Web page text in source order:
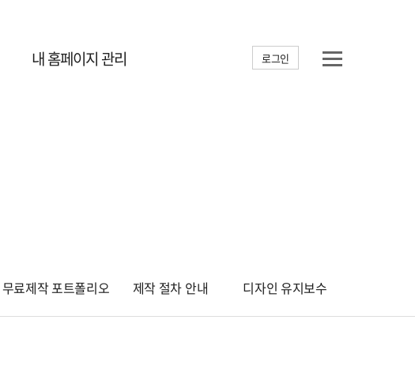
내 홈페이지 관리 로그인
무료제작 포트폴리오 제작 절차 안내 디자인 유지보수